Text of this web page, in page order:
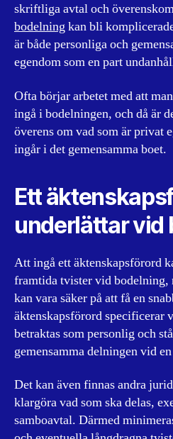
skriftliga avtal och
bodelningkan bli
är både personliga och
egendom som en part
Ofta börjar arbetet med att
ingå i bodelningen, och då är
överens om vad som är privat
ingår i det gemensamma boet.
Ett
underlättar vid
Att ingå ett äktenskapsförord
framtida tvister vid bodelning,
kan vara säker på att få en
äktenskapsförord specificerar
betraktas som personlig och
gemensamma delningen vid
Det kan även finnas andra
klargöra vad som ska delas,
samboavtal. Därmed